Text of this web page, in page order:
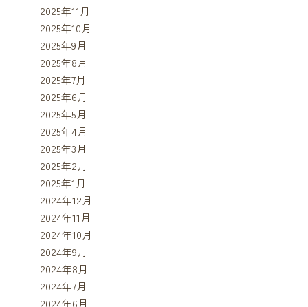
2025年11月
2025年10月
2025年9月
2025年8月
2025年7月
2025年6月
2025年5月
2025年4月
2025年3月
2025年2月
2025年1月
2024年12月
2024年11月
2024年10月
2024年9月
2024年8月
2024年7月
2024年6月